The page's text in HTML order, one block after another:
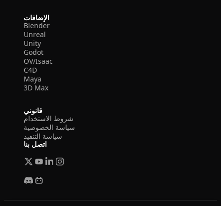
الإضافات
Blender
Unreal
Unity
Godot
OV/Isaac
C4D
Maya
3D Max
قانوني
شروط الاستخدام
سياسة الخصوصية
سياسة التنفيذ
اتصل بنا